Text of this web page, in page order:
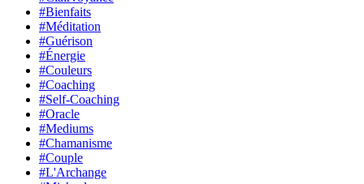
#Bienfaits
#Méditation
#Guérison
#Énergie
#Couleurs
#Coaching
#Self-Coaching
#Oracle
#Mediums
#Chamanisme
#Couple
#L'Archange